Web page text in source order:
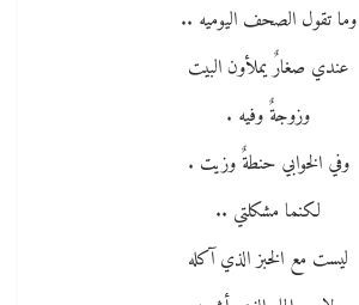
وما تقول الصحف اليوميه ..
عندي صغارٌ يملأون البيت
وزوجةٌ وفيه .
وفي الخوابي حنطةٌ وزيت .
لكنما مشكلتي ..
ليست مع الخبز الذي آكله